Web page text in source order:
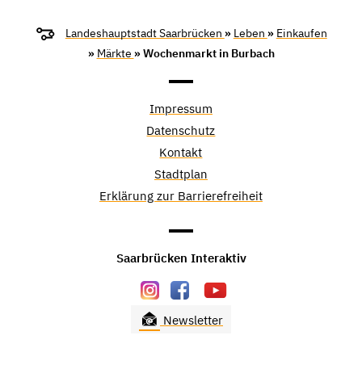
Landeshauptstadt Saarbrücken » Leben » Einkaufen
» Märkte » Wochenmarkt in Burbach
Impressum
Datenschutz
Kontakt
Stadtplan
Erklärung zur Barrierefreiheit
Saarbrücken Interaktiv
Newsletter